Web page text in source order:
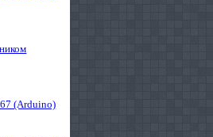
(Arduino)